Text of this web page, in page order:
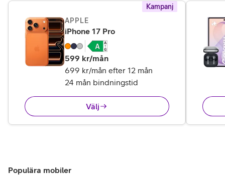
Kampanj
APPLE
iPhone 17 Pro,
599 kr/mån
699 kr/mån efter 12 mån
24 mån bindningstid
Välj
Populära mobiler